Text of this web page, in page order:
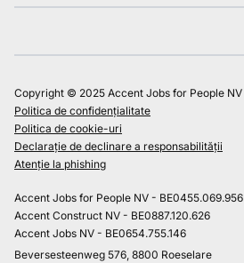
Copyright © 2025 Accent Jobs for People NV
Politica de confidențialitate
Politica de cookie-uri
Declarație de declinare a responsabilității
Atenție la phishing
Accent Jobs for People NV - BE0455.069.956
Accent Construct NV - BE0887.120.626
Accent Jobs NV - BE0654.755.146
Beversesteenweg 576, 8800 Roeselare